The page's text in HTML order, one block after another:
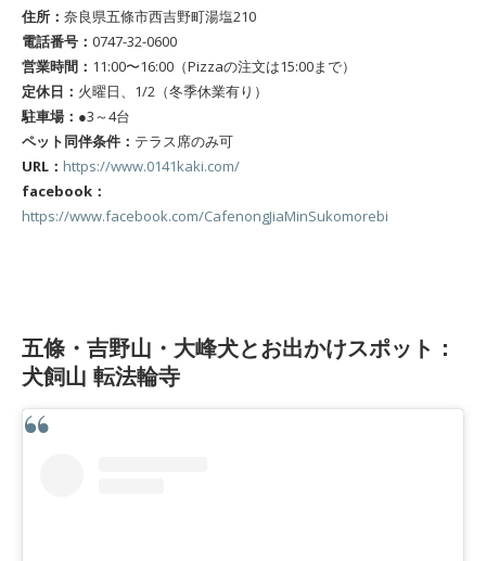
住所： 奈良県五條市西吉野町湯塩210
電話番号： 0747-32-0600
営業時間： 11:00〜16:00（Pizzaの注文は15:00まで）
定休日： 火曜日、1/2（冬季休業有り）
駐車場： ●3～4台
ペット同伴条件： テラス席のみ可
URL： https://www.0141kaki.com/
facebook：
https://www.facebook.com/CafenongJiaMinSukomorebi
五條・吉野山・大峰犬とお出かけスポット：
犬飼山 転法輪寺